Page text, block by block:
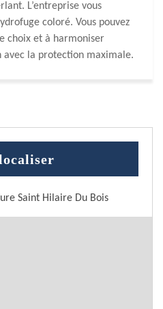
L’entreprise vous
coloré. Vous pouvez
choix et à harmoniser
avec la protection maximale.
Saint Hilaire Du Bois